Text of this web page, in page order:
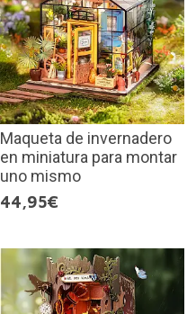
Maqueta de invernadero
en miniatura para montar
uno mismo
44,95€